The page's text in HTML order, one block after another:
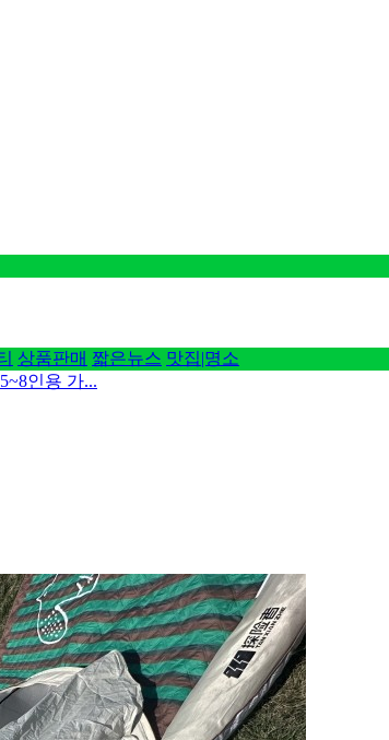
상품판매 짧은뉴스 맛집|명소
인용 가...